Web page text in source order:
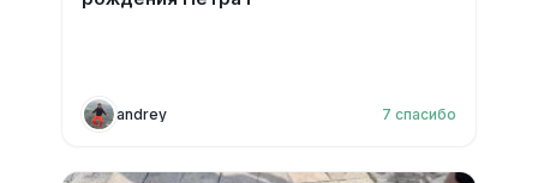
andrey 7 спасибо